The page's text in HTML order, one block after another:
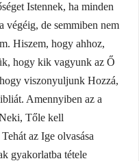
Istennek, ha minden
végéig, de semmiben nem
Hiszem, hogy ahhoz,
hogy kik vagyunk az Ő
viszonyuljunk Hozzá,
Amennyiben az a
Tőle kell
az Ige olvasása
gyakorlatba tétele